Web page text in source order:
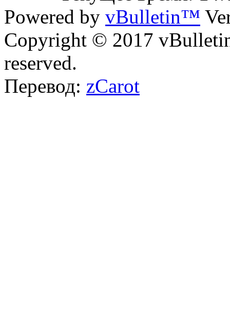
Powered by vBulletin™
Copyright © 2017
reserved.
Перевод: zCarot